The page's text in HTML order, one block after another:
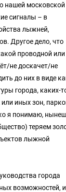
нашей московской
сигналы – в
лыжней,
Другое дело, что
проводной или
не доскачет/не
до них в виде
города, каких-
иных зон,
я понимаю,
теряем
лыжной
города
возможностей,